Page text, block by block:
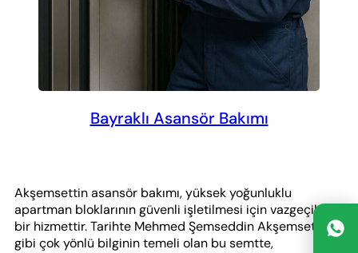
Bayraklı Asansör Bakımı
Akşemsettin asansör bakımı, yüksek yoğunluklu
apartman bloklarının güvenli işletilmesi için vazgeçilmez
bir hizmettir. Tarihte Mehmed Şemseddin Akşemsettin
gibi çok yönlü bilginin temeli olan bu semtte,